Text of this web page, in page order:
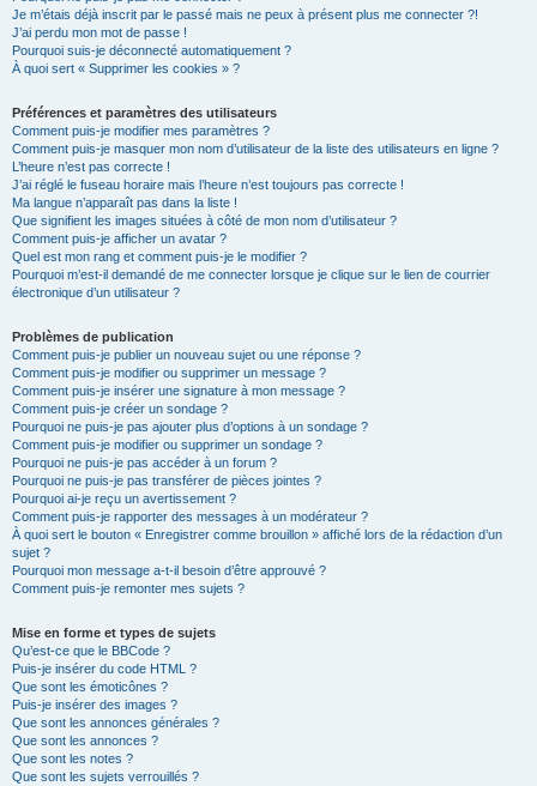
Je m’étais déjà inscrit par le passé mais ne peux à présent plus me connecter ?!
J’ai perdu mon mot de passe !
Pourquoi suis-je déconnecté automatiquement ?
À quoi sert « Supprimer les cookies » ?
Préférences et paramètres des utilisateurs
Comment puis-je modifier mes paramètres ?
Comment puis-je masquer mon nom d’utilisateur de la liste des utilisateurs en ligne ?
L’heure n’est pas correcte !
J’ai réglé le fuseau horaire mais l’heure n’est toujours pas correcte !
Ma langue n’apparaît pas dans la liste !
Que signifient les images situées à côté de mon nom d’utilisateur ?
Comment puis-je afficher un avatar ?
Quel est mon rang et comment puis-je le modifier ?
Pourquoi m’est-il demandé de me connecter lorsque je clique sur le lien de courrier
électronique d’un utilisateur ?
Problèmes de publication
Comment puis-je publier un nouveau sujet ou une réponse ?
Comment puis-je modifier ou supprimer un message ?
Comment puis-je insérer une signature à mon message ?
Comment puis-je créer un sondage ?
Pourquoi ne puis-je pas ajouter plus d’options à un sondage ?
Comment puis-je modifier ou supprimer un sondage ?
Pourquoi ne puis-je pas accéder à un forum ?
Pourquoi ne puis-je pas transférer de pièces jointes ?
Pourquoi ai-je reçu un avertissement ?
Comment puis-je rapporter des messages à un modérateur ?
À quoi sert le bouton « Enregistrer comme brouillon » affiché lors de la rédaction d’un
sujet ?
Pourquoi mon message a-t-il besoin d’être approuvé ?
Comment puis-je remonter mes sujets ?
Mise en forme et types de sujets
Qu’est-ce que le BBCode ?
Puis-je insérer du code HTML ?
Que sont les émoticônes ?
Puis-je insérer des images ?
Que sont les annonces générales ?
Que sont les annonces ?
Que sont les notes ?
Que sont les sujets verrouillés ?